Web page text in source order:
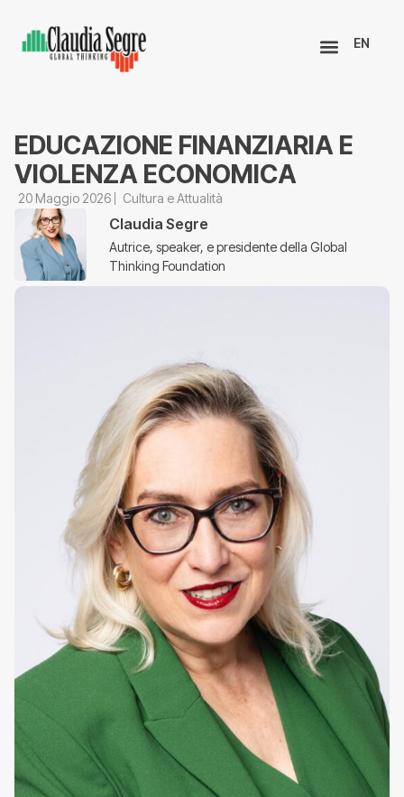
EN
EDUCAZIONE FINANZIARIA E
VIOLENZA ECONOMICA
20 Maggio 2026 Cultura e Attualità
Claudia Segre
Autrice, speaker, e presidente della Global
Thinking Foundation